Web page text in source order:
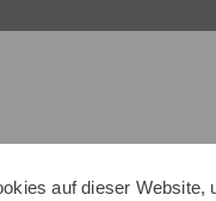
Sie
auf dieser Website,